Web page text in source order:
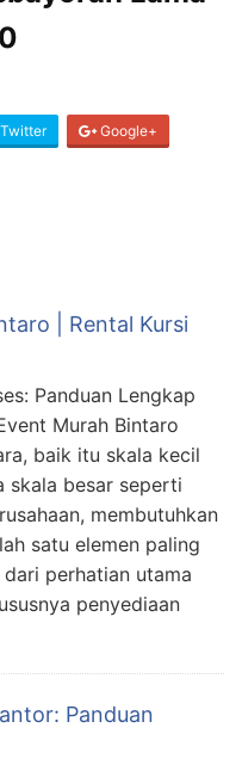
Twitter Google+
| Rental Kursi
Panduan Lengkap
Murah Bintaro
baik itu skala kecil
skala besar seperti
membutuhkan
satu elemen paling
perhatian utama
penyediaan
Panduan